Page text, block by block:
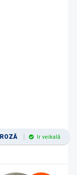
Ir veikalā